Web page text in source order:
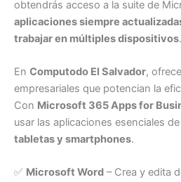
obtendrás acceso a la suite de
aplicaciones siempre
trabajar en múltiples dispositivos.
En Computodo El Salvador,
empresariales que potencian la
Con Microsoft 365 Apps for
usar las aplicaciones esenciales
tabletas y smartphones.
✅ Microsoft Word – Crea y edita